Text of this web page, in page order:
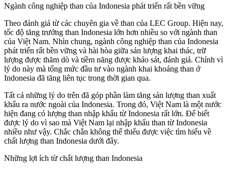
Ngành công nghiệp than của Indonesia phát triển rất bền vững
Theo đánh giá từ các chuyên gia về than của LEC Group. Hiện nay,
tốc độ tăng trưởng than Indonesia lớn hơn nhiều so với ngành than
của Việt Nam. Nhìn chung, ngành công nghiệp than của Indonesia
phát triển rất bền vững và hài hòa giữa sản lượng khai thác, trữ
lượng được thăm dò và tiềm năng được khảo sát, đánh giá. Chính vì
lý do này mà tổng mức đầu tư vào ngành khai khoáng than ở
Indonesia đã tăng liên tục trong thời gian qua.
Tất cả những lý do trên đã góp phần làm tăng sản lượng than xuất
khẩu ra nước ngoài của Indonesia. Trong đó, Việt Nam là một nước
hiện đang có lượng than nhập khẩu từ Indonesia rất lớn. Để biết
được lý do vì sao mà Việt Nam lại nhập khẩu than từ Indonesia
nhiều như vậy. Chắc chắn không thể thiếu được việc tìm hiểu về
chất lượng than Indonesia dưới đây.
Những lợi ích từ chất lượng than Indonesia